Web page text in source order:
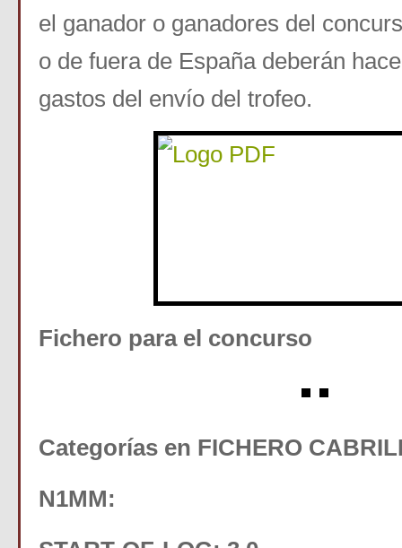
el ganador o ganadores del
o de fuera de España deberán
gastos del envío del trofeo.
Fichero para el concurso
Categorías en FICHERO
N1MM: